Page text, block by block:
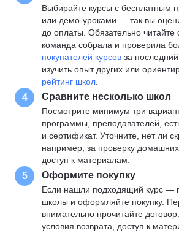
Выбирайте курсы с бесплатным
или демо-уроками — так вы
до оплаты. Обязательно
команда собрала и проверила
покупателей курсов за
изучить опыт других или
рейтинг школ
4 Сравните несколько школ
Посмотрите минимум три
программы, преподавателей,
и сертификат. Уточните, нет ли
например, за проверку
доступ к материалам.
5 Оформите покупку
Если нашли подходящий курс —
школы и оформляйте покупку.
внимательно прочитайте
условия возврата, доступ к